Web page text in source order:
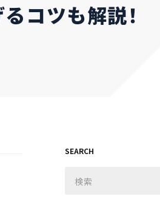
コツも解説！
SEARCH